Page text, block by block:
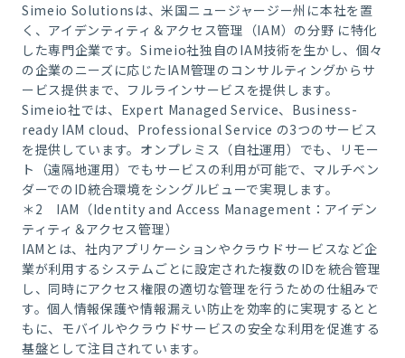
Simeio Solutionsは、米国ニュージャージー州に本社を置
く、アイデンティティ＆アクセス管理（IAM）の分野 に特化
した専門企業です。Simeio社独自のIAM技術を生かし、個々
の企業のニーズに応じたIAM管理のコンサルティングからサ
ービス提供まで、フルラインサービスを提供します。
Simeio社では、Expert Managed Service、Business-
ready IAM cloud、Professional Service の3つのサービス
を提供しています。オンプレミス（自社運用）でも、リモー
ト（遠隔地運用）でもサービスの利用が可能で、マルチベン
ダーでのID統合環境をシングルビューで実現します。
＊2 IAM（Identity and Access Management：アイデン
ティティ＆アクセス管理）
IAMとは、社内アプリケーションやクラウドサービスなど企
業が利用するシステムごとに設定された複数のIDを統合管理
し、同時にアクセス権限の適切な管理を行うための仕組みで
す。個人情報保護や情報漏えい防止を効率的に実現するとと
もに、モバイルやクラウドサービスの安全な利用を促進する
基盤として注目されています。